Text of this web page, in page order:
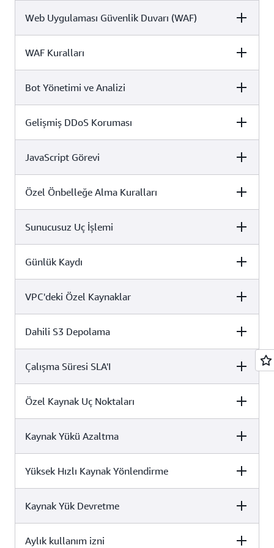
✓ ✓
Ücretsiz Pro İşletme
✓
Web Uygulaması Güvenlik Duvarı (WAF)
Ücretsiz İşletme
Yaygın web
tehditlerine karşı
koruma
örneği korumaları
Gelişmiş
korumalar
WAF Kuralları
Ücretsiz Pro İşletme
5 25
Bot Yönetimi ve Analizi
Ücretsiz Pro İşletme
tanımlayan
Gelişmiş DDoS Koruması
Ücretsiz İşletme
x x
JavaScript Görevi
Ücretsiz Pro İşletme
x
Özel Önbelleğe Alma Kuralları
Ücretsiz İşletme
x
Sunucusuz Uç İşlemi
Ücretsiz İşletme
✓ ✓
Günlük Kaydı
Ücretsiz Pro İşletme
x
VPC'deki Özel Kaynaklar
Ücretsiz İşletme
x
Dahili S3 Depolama
Ücretsiz İşletme
5 GB 50 GB
Çalışma Süresi SLA'I
Ücretsiz Pro İşletme
x x
Özel Kaynak Uç Noktaları
Ücretsiz Pro İşletme
x x
Kaynak Yükü Azaltma
Ücretsiz Pro İşletme
x x
Yüksek Hızlı Kaynak Yönlendirme
Ücretsiz Pro İşletme
x
Kaynak Yük Devretme
Ücretsiz İşletme
Aylık kullanım izni